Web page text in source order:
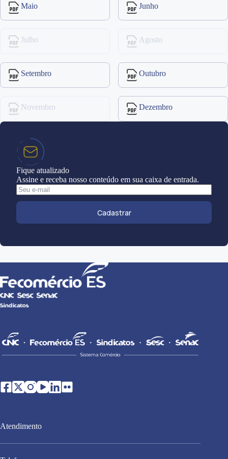
Maio Junho
Julho Agosto
Setembro Outubro
Novembro Dezembro
Fique atualizado
Assine e receba nosso conteúdo em sua caixa de entrada.
Cadastrar
Atendimento